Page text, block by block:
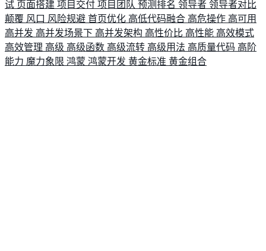
试 页面搭建 项目交付 项目团队 预测排名 领导者 领导者对比
颠覆 风口 风险规避 首页优化 高低代码融合 高危操作 高可用
高并发 高并发场景下 高并发架构 高性价比 高性能 高效模式
高效管理 高级 高级函数 高级流转 高级用法 高质量代码 高阶
能力 魔力象限 鸿蒙 鸿蒙开发 黄金标准 黄金组合